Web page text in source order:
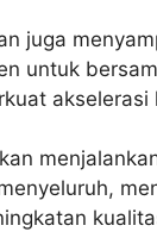
juga
untuk